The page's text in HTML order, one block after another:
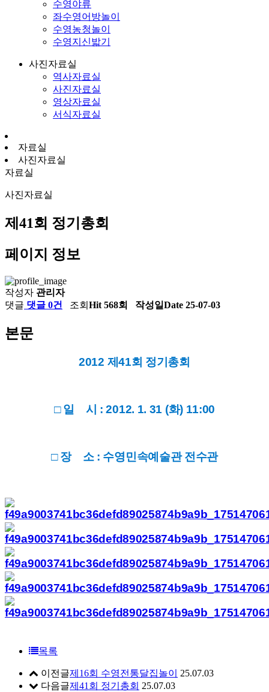
수영야류
좌수영어방놀이
수영농청놀이
수영지신밟기
사진자료실
역사자료실
사진자료실
영상자료실
서식자료실
자료실
사진자료실
자료실
사진자료실
제41회 정기총회
페이지 정보
작성자 관리자
댓글 댓글 0건 조회 Hit 568회 작성일Date 25-07-03
본문
2012 제41회 정기총회
□ 일 시 : 2012. 1. 31 (화) 11:00
□ 장 소 : 수영민속예술관 전수관
목록
이전글제16회 수영전통달집놀이
25.07.03
다음글제41회 정기총회 25.07.03